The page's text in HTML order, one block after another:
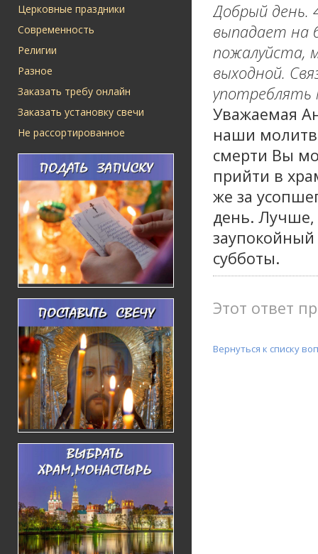
Церковные праздники
Современность
Религии
Разное
Заказать требу онлайн
Заказать установку свечи
Не рассортированное
Добрый день.
выпадает на
пожалуйста,
выходной.
употреблять
Уважаемая
наши
смерти Вы
прийти в
же за
день. Лучше,
субботы.
Этот ответ
Вернуться к списку